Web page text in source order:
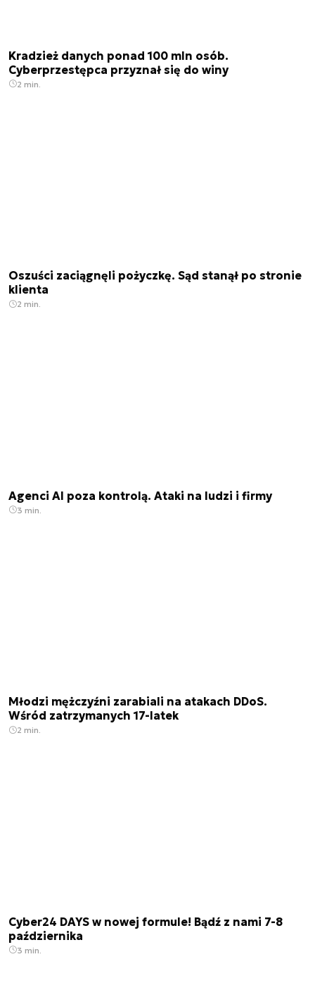
Kradzież danych ponad 100 mln osób.
Cyberprzestępca przyznał się do winy
2 min.
Oszuści zaciągnęli pożyczkę. Sąd stanął po stronie
klienta
2 min.
Agenci AI poza kontrolą. Ataki na ludzi i firmy
3 min.
Młodzi mężczyźni zarabiali na atakach DDoS.
Wśród zatrzymanych 17-latek
2 min.
Cyber24 DAYS w nowej formule! Bądź z nami 7-8
października
3 min.